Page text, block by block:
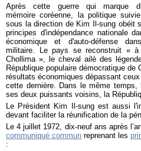
Après cette guerre qui marque
mémoire coréenne, la politique
sous la direction de Kim Il-sung obéit
principes d'indépendance nationale
économique et d'auto-défense
militaire. Le pays se reconstruit «
Chollima », le cheval ailé des
République populaire démocratique
résultats économiques dépassant
cette dernière. Dans le même
ses deux puissants voisins, la
Le Président Kim Il-sung est aussi
devant faciliter la réunification de la
Le 4 juillet 1972, dix-neuf ans après
communiqué commun reprenant les
: